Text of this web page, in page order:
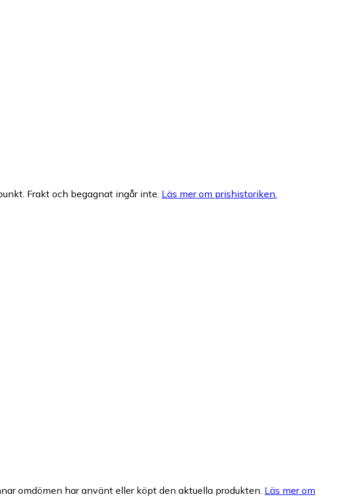
Frakt och begagnat ingår inte. Läs mer om prishistoriken.
omdömen har använt eller köpt den aktuella produkten. Läs mer om